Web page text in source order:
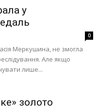
у
0
Меркушина, не змогла
Але якщо
лише...
золото